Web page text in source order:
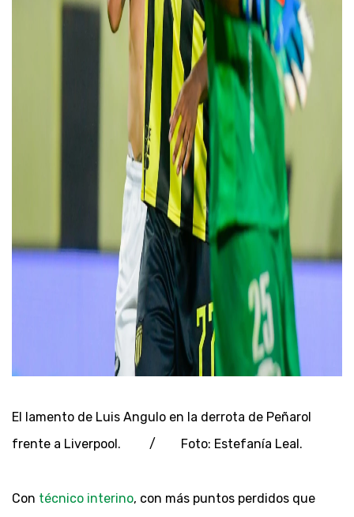
El lamento de Luis Angulo en la derrota de Peñarol
frente a Liverpool. / Foto: Estefanía Leal.
Con técnico interino, con más puntos perdidos que